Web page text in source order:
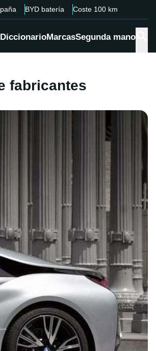
BYD batería Coste 100 km
DiccionarioMarcasSegunda mano
fabricantes